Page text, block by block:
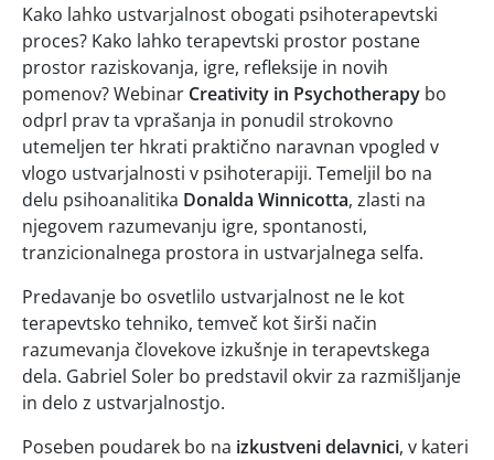
Kako lahko ustvarjalnost obogati psihoterapevtski
proces? Kako lahko terapevtski prostor postane
prostor raziskovanja, igre, refleksije in novih
pomenov? Webinar Creativity in Psychotherapy bo
odprl prav ta vprašanja in ponudil strokovno
utemeljen ter hkrati praktično naravnan vpogled v
vlogo ustvarjalnosti v psihoterapiji. Temeljil bo na
delu psihoanalitika Donalda Winnicotta, zlasti na
njegovem razumevanju igre, spontanosti,
tranzicionalnega prostora in ustvarjalnega selfa.
Predavanje bo osvetlilo ustvarjalnost ne le kot
terapevtsko tehniko, temveč kot širši način
razumevanja človekove izkušnje in terapevtskega
dela. Gabriel Soler bo predstavil okvir za razmišljanje
in delo z ustvarjalnostjo.
Poseben poudarek bo na izkustveni delavnici, v kateri